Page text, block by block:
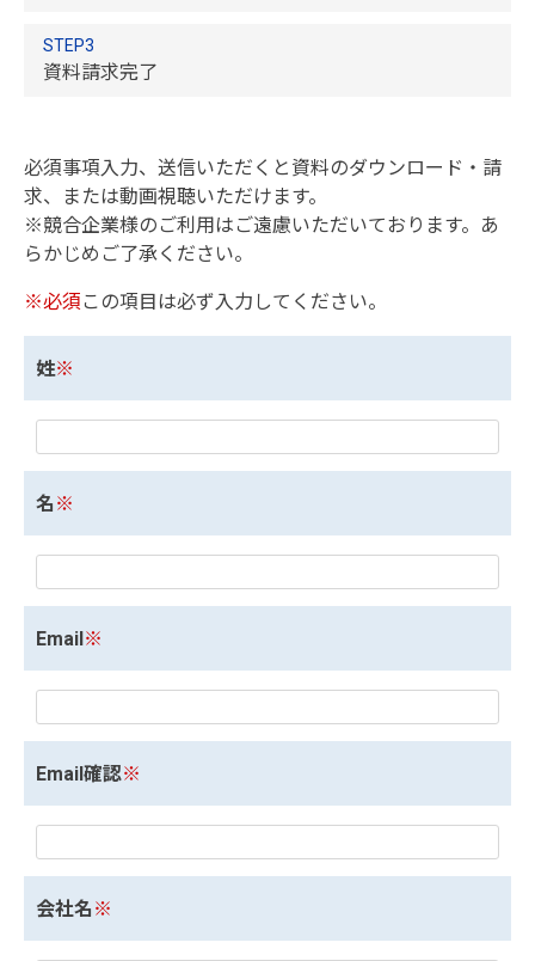
STEP3
資料請求完了
必須事項入力、送信いただくと資料のダウンロード・請
求、または動画視聴いただけます。
※競合企業様のご利用はご遠慮いただいております。あ
らかじめご了承ください。
※必須 この項目は必ず入力してください。
姓※
名 ※
Email※
Email確認※
会社名 ※